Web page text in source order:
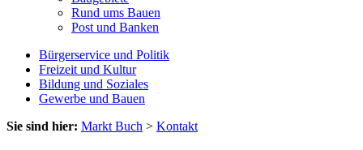
Rund ums Bauen
Post und Banken
Bürgerservice und Politik
Freizeit und Kultur
Bildung und Soziales
Gewerbe und Bauen
Sie sind hier: Markt Buch > Kontakt